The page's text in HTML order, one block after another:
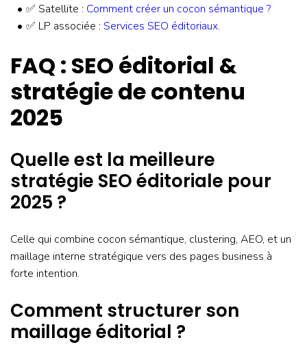
✅ Satellite : Comment créer un cocon sémantique ?
✅ LP associée : Services SEO éditoriaux.
FAQ : SEO éditorial &
stratégie de contenu
2025
Quelle est la meilleure
stratégie SEO éditoriale pour
2025 ?
Celle qui combine cocon sémantique, clustering, AEO, et un
maillage interne stratégique vers des pages business à
forte intention.
Comment structurer son
maillage éditorial ?